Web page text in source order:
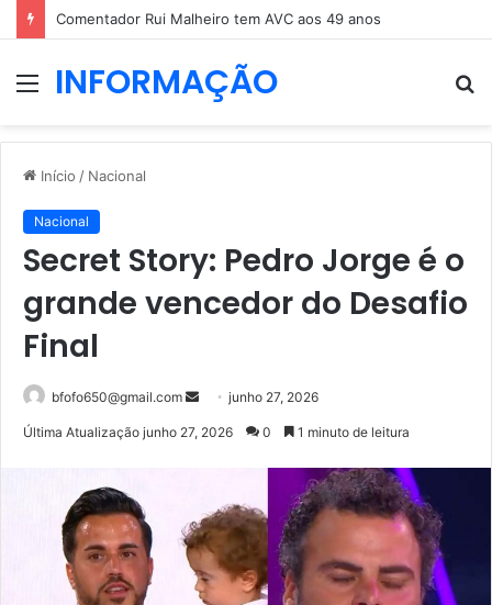
Comentador Rui Malheiro tem AVC aos 49 anos
MenuINFORMAÇÃO
Início / Nacional
Nacional
Secret Story: Pedro Jorge é o
grande vencedor do Desafio
Final
bfofo650@gmail.com
Mandejunho 27, 2026
Última Atualização junho 27, 2026 0 1 minuto de leitura